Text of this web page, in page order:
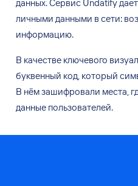
данных. Сервис Undatify
личными данными в сети:
информацию.
В качестве ключевого
буквенный код, который
В нём зашифровали места,
данные пользователей.